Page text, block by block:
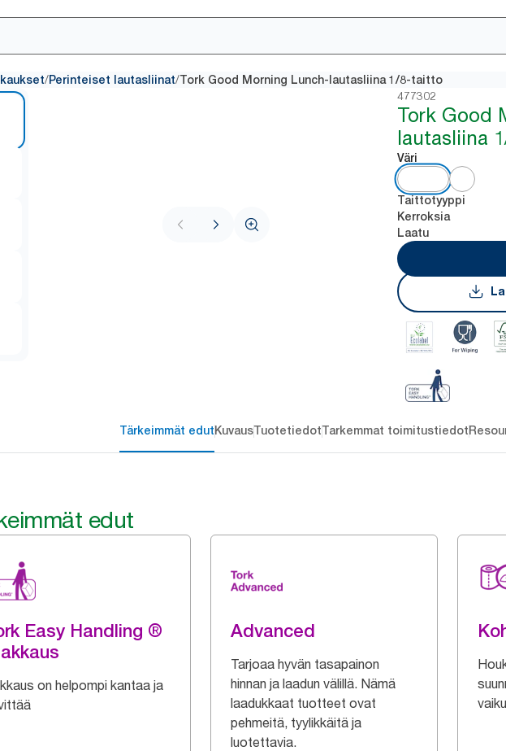
/Perinteiset lautasliinat/Tork Good Morning Lunch-lautasliina 1/8-taitto
477302
Tork Good
lautasliina
Väri
Taittotyyppi
Kerroksia
Laatu
Tärkeimmät edutKuvausTuotetiedotTarkemmat toimitustiedot
edut
Easy Handling ®
on helpompi kantaa ja
Advanced
Tarjoaa hyvän tasapainon
hinnan ja laadun välillä. Nämä
laadukkaat tuotteet ovat
pehmeitä, tyylikkäitä ja
luotettavia.